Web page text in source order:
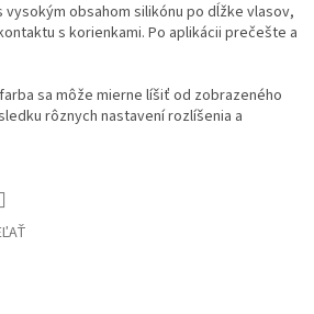
vysokým obsahom silikónu po dĺžke vlasov,
s korienkami. Po aplikácii prečešte a
sa môže mierne líšiť od zobrazeného
rôznych nastavení rozlíšenia a